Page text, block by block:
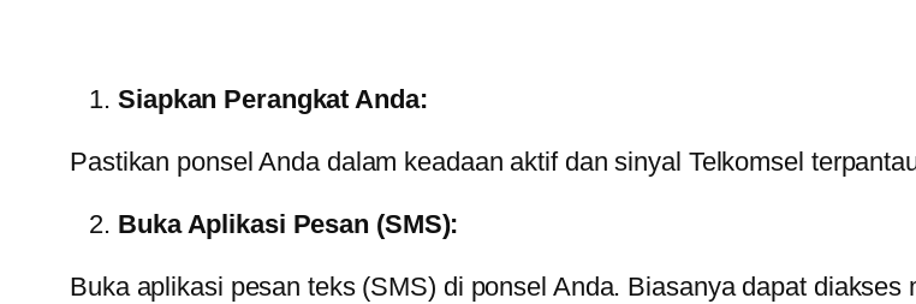
Siapkan Perangkat Anda:
Pastikan ponsel Anda dalam keadaan aktif dan sinyal Telkomsel
Buka Aplikasi Pesan (SMS):
Buka aplikasi pesan teks (SMS) di ponsel Anda. Biasanya dapat